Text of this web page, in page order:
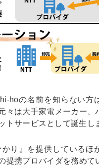
hoの名前を知らない方
々は大手家電メーカー、
トサービスとして誕生し
り』を提供しているほ
提携プロバイダを務めて